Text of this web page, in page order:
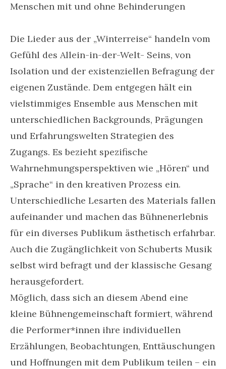
Menschen mit und ohne Behinderungen
Die Lieder aus der „Winterreise“ handeln vom
Gefühl des Allein-in-der-Welt- Seins, von
Isolation und der existenziellen Befragung der
eigenen Zustände. Dem entgegen hält ein
vielstimmiges Ensemble aus Menschen mit
unterschiedlichen Backgrounds, Prägungen
und Erfahrungswelten Strategien des
Zugangs. Es bezieht spezifische
Wahrnehmungsperspektiven wie „Hören“ und
„Sprache“ in den kreativen Prozess ein.
Unterschiedliche Lesarten des Materials fallen
aufeinander und machen das Bühnenerlebnis
für ein diverses Publikum ästhetisch erfahrbar.
Auch die Zugänglichkeit von Schuberts Musik
selbst wird befragt und der klassische Gesang
herausgefordert.
Möglich, dass sich an diesem Abend eine
kleine Bühnengemeinschaft formiert, während
die Performer*innen ihre individuellen
Erzählungen, Beobachtungen, Enttäuschungen
und Hoffnungen mit dem Publikum teilen – ein